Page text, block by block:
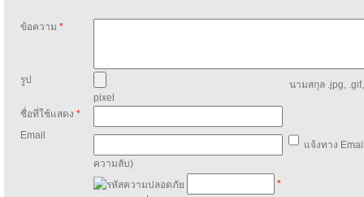
ข้อความ *
รูป
นามสกุล .jpg,
pixel
ชื่อที่ใช้แสดง *
Email
แจ้งทาง
ความลับ)
*